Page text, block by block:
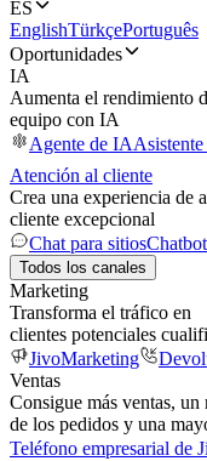
ES
EnglishTürkçePortuguês
Oportunidades
IA
Aumenta el rendimiento
equipo con IA
Agente de IA
Atención al cliente
Crea una experiencia de
cliente excepcional
Chat para sitiosChatbot
Todos los canales
Marketing
Transforma el tráfico en
clientes potenciales
JivoMarketing
Ventas
Consigue más ventas,
de los pedidos y una
Teléfono empresarial de